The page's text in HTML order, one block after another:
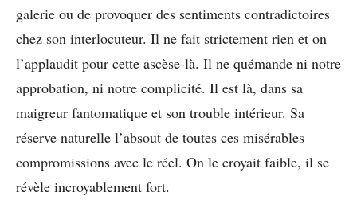
galerie ou de provoquer des sentiments contradictoires
chez son interlocuteur. Il ne fait strictement rien et on
l’applaudit pour cette ascèse-là. Il ne quémande ni notre
approbation, ni notre complicité. Il est là, dans sa
maigreur fantomatique et son trouble intérieur. Sa
réserve naturelle l’absout de toutes ces misérables
compromissions avec le réel. On le croyait faible, il se
révèle incroyablement fort.